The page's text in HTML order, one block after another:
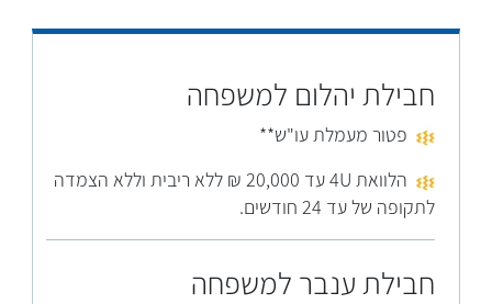
חבילת יהלום למשפחה
פטור מעמלת עו"ש**
הלוואת 4U עד 20,000 ₪ ללא ריבית
וללא הצמדה
לתקופה של עד 24 חודשים.
חבילת ענבר למשפחה